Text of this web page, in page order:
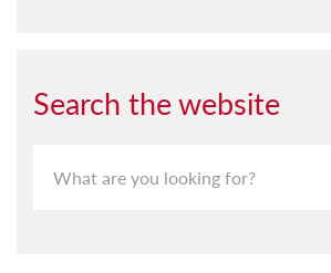
Atlas: Il-Vjaġġ li Jmiss
Beach Books and Beyond
Search the website